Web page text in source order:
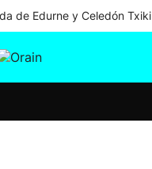
de Edurne y Celedón Txiki